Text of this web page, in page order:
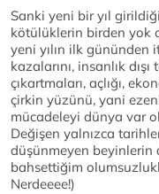
Sanki yeni bir yıl
kötülüklerin birden yok
yeni yılın ilk gününden
kazalarını, insanlık
çıkartmaları, açlığı,
çirkin yüzünü, yani
mücadeleyi dünya var
Değişen yalnızca
düşünmeyen beyinlerin
bahsettiğim
Nerdeeee!)